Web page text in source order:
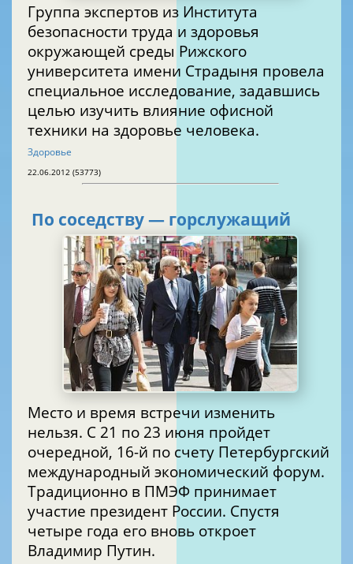
Группа экспертов из Института
безопасности труда и здоровья
окружающей среды Рижского
университета имени Страдыня провела
специальное исследование, задавшись
целью изучить влияние офисной
техники на здоровье человека.
Здоровье
22.06.2012 (53773)
По соседству — горслужащий
Место и время встречи изменить
нельзя. С 21 по 23 июня пройдет
очередной, 16-й по счету Петербургский
международный экономический форум.
Традиционно в ПМЭФ принимает
участие президент России. Спустя
четыре года его вновь откроет
Владимир Путин.